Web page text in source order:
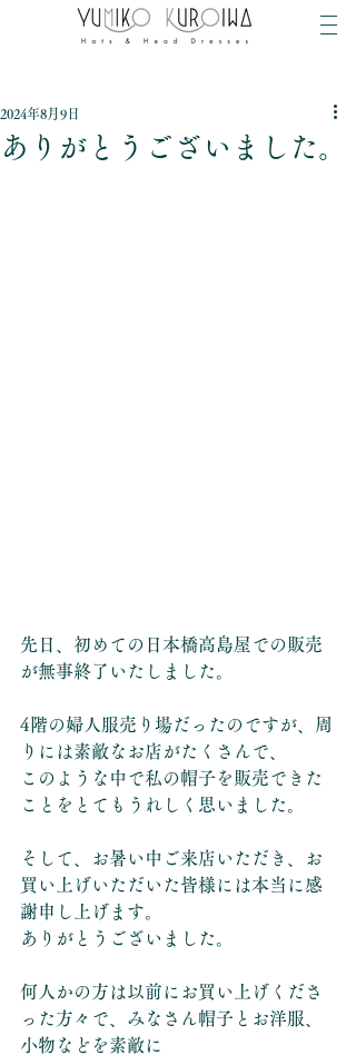
ありがとうございました。
2024年8月9日
先日、初めての日本橋高島屋での販売
が無事終了いたしました。
4階の婦人服売り場だったのですが、周
りには素敵なお店がたくさんで、
このような中で私の帽子を販売できた
ことをとてもうれしく思いました。
そして、お暑い中ご来店いただき、お
買い上げいただいた皆様には本当に感
謝申し上げます。
ありがとうございました。
何人かの方は以前にお買い上げくださ
った方々で、みなさん帽子とお洋服、
小物などを素敵に